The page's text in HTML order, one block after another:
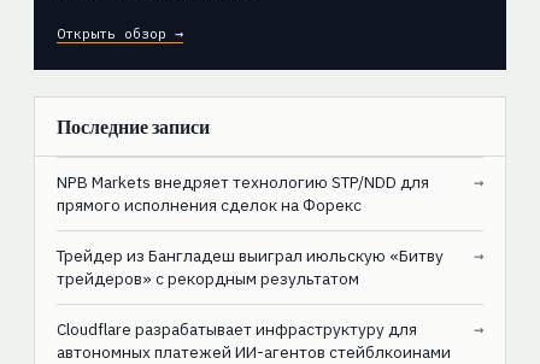
Открыть обзор →
Последние записи
NPB Markets внедряет технологию STP/NDD для
прямого исполнения сделок на Форекс
→
Трейдер из Бангладеш выиграл июльскую «Битву
трейдеров» с рекордным результатом
→
Cloudflare разрабатывает инфраструктуру для
автономных платежей ИИ-агентов стейблкоинами
→